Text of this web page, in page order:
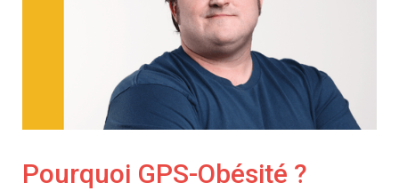
Pourquoi GPS-Obésité ?